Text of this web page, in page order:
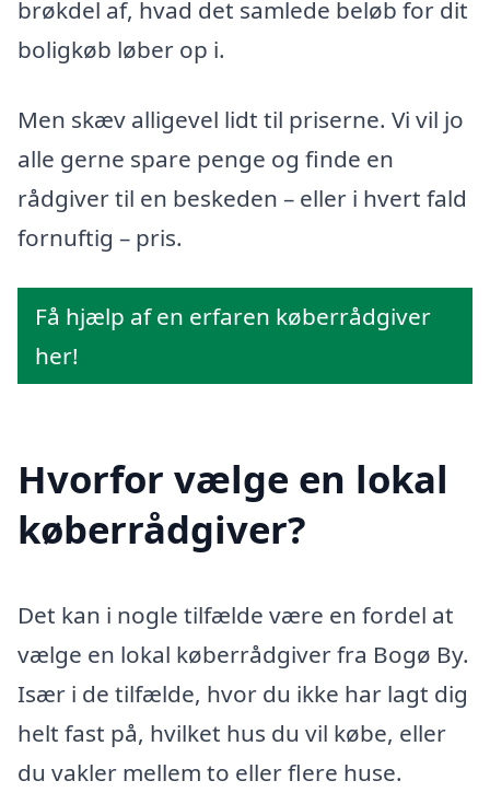
brøkdel af, hvad det samlede beløb for dit
boligkøb løber op i.
Men skæv alligevel lidt til priserne. Vi vil jo
alle gerne spare penge og finde en
rådgiver til en beskeden – eller i hvert fald
fornuftig – pris.
Få hjælp af en erfaren køberrådgiver
her!
Hvorfor vælge en lokal
køberrådgiver?
Det kan i nogle tilfælde være en fordel at
vælge en lokal køberrådgiver fra Bogø By.
Især i de tilfælde, hvor du ikke har lagt dig
helt fast på, hvilket hus du vil købe, eller
du vakler mellem to eller flere huse.